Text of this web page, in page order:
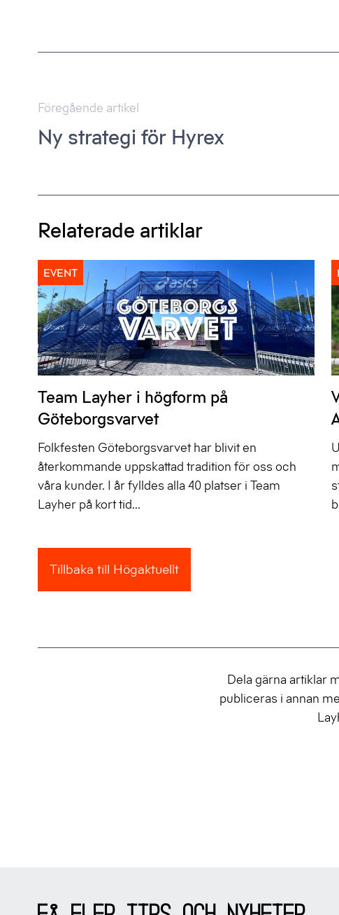
Inläggsnavigering
Föregående artikel
Ny strategi för Hyrex
Relaterade artiklar
EVENT
Team Layher i högform på
Göteborgsvarvet
Folkfesten Göteborgsvarvet har blivit en
återkommande uppskattad tradition för oss och
våra kunder. I år fylldes alla 40 platser i Team
Layher på kort tid...
Tillbaka till Högaktuellt
Dela gärna artiklar
publiceras i annan